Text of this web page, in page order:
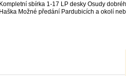
Kompletní sbírka 1-17 LP desky Osudy
Haška Možné předání Pardubicích a okolí